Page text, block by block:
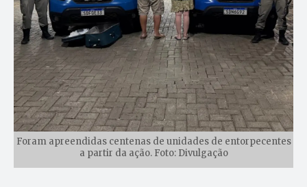
Foram apreendidas centenas de unidades de entorpecentes
a partir da ação. Foto: Divulgação